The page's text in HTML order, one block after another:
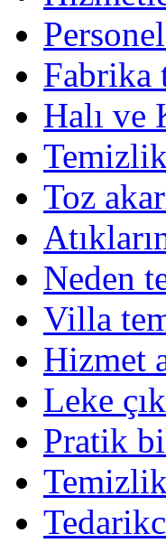
Fabrika
Halı ve
Toz
Neden
Villa
Hizmet
Leke
Pratik
Temizlik